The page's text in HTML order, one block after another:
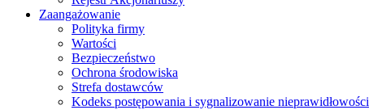
Zaangażowanie
Polityka firmy
Wartości
Bezpieczeństwo
Ochrona środowiska
Strefa dostawców
Kodeks postępowania i sygnalizowanie nieprawidłowości